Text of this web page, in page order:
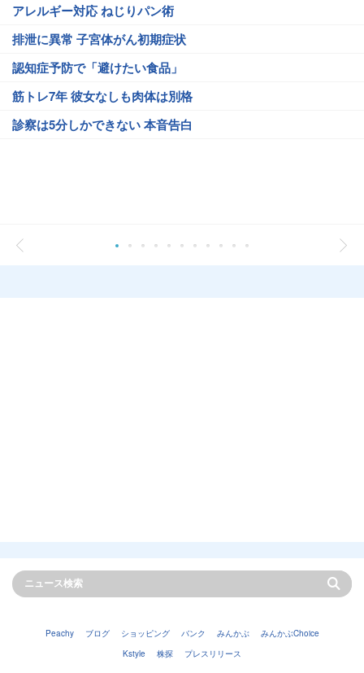
アレルギー対応 ねじりパン術
排泄に異常 子宮体がん初期症状
認知症予防で「避けたい食品」
筋トレ7年 彼女なしも肉体は別格
診察は5分しかできない 本音告白
Peachy ブログ ショッピング バンク みんかぶ
みんかぶChoice
Kstyle
株探 プレスリリース